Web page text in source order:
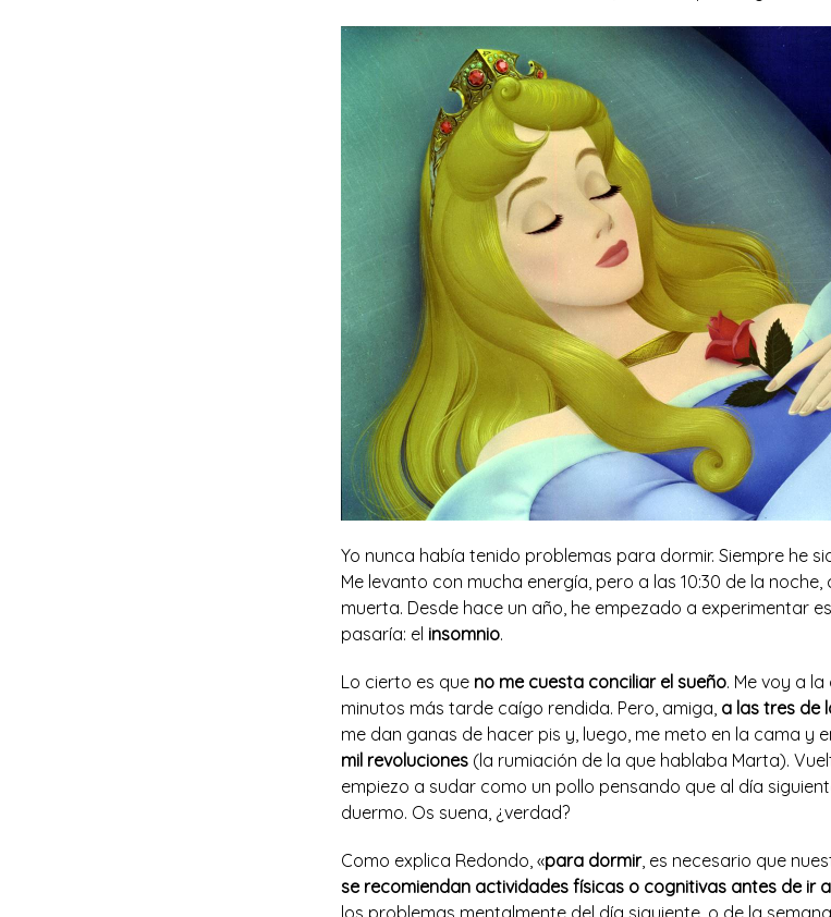
Yo nunca había tenido problemas para dormir. Siempre he
Me levanto con mucha energía, pero a las 10:30 de la
muerta. Desde hace un año, he empezado a experimentar
pasaría: el insomnio.
Lo cierto es que no me cuesta conciliar el sueño. Me voy a
minutos más tarde caígo rendida. Pero, amiga, a las tres de
me dan ganas de hacer pis y, luego, me meto en la cama y
mil revoluciones (la rumiación de la que hablaba Marta).
empiezo a sudar como un pollo pensando que al día
duermo. Os suena, ¿verdad?
Como explica Redondo, «para dormir, es necesario que
se recomiendan actividades físicas o cognitivas antes de ir
los problemas mentalmente del día siguiente, o de la semana